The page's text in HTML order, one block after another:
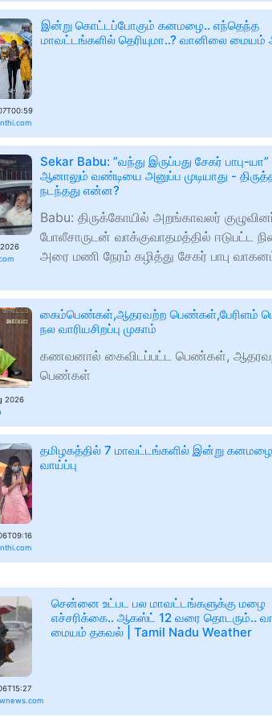
இன்று கொட்டப்போகும் கனமழை.. எந்தெந்த
மாவட்டங்களில் தெரியுமா..? வானிலை மையம்
Sekar Babu: ”வந்து இருப்பது சேகர் பாபு-யா”
ஆனாலும் வண்டியை அனுப்ப முடியாது -
நடந்தது என்ன?
Babu: திருக்கோயில் அறங்காவலர்
போலீசாருடன் வாக்குவாதமத்தில் ஈடுபட்ட
அரை மணி நேரம் கழித்து சேகர் பாபு
2026
கைம்பெண்கள்,ஆதரவற்ற பெண்கள்,பேரிளம்
நல வாரியசிறப்பு முகாம்
கணவனால் கைவிடப்பட்ட பெண்கள்,
பெண்கள்
தமிழகத்தில் 7 மாவட்டங்களில் இன்று
வாய்ப்பு
சென்னை உட்பட பல மாவட்டங்களுக்கு மழை
எச்சரிக்கை.. ஆகஸ்ட் 12 வரை தொடரும்..
மையம் தகவல் | Tamil Nadu Weather